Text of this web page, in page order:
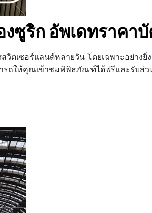
งซูริก อัพเดทราคา
สวิตเซอร์แลนด์หลายวัน โดยเฉพาะอย่าง
ถให้คุณเข้าชมพิพิธภัณฑ์ได้ฟรีและรับส่